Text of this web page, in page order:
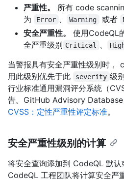
严重性。
所有 code
为
Error Warning 或者
安全严重性。
使用CodeQL
全严重级别 Critical
当警报具有安全严重性级别时，
用此级别优先于此
severity 级
行业标准通用漏洞评分系统（
告。GitHub Advisory Database
CVSS：定性严重性评定标准。
安全严重性级别的计算
将安全查询添加到 CodeQL 默认
CodeQL 工程团队将计算安全严